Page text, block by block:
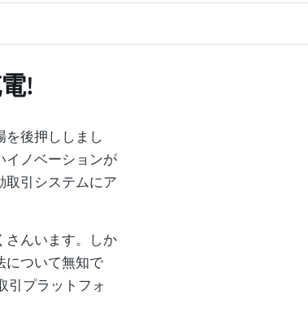
!
後押ししまし
イノベーションが
取引システムにア
さんいます。しか
について無知で
引プラットフォ